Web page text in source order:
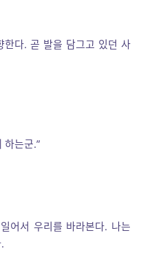
한다. 곧 발을 담그고 있던 사
하는군.”
어서 우리를 바라본다. 나는